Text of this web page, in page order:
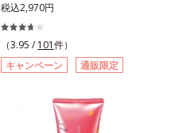
齢肌(*1)のための最高峰(*2)BBクリ
ームです。肌のアラを光でふわりと
とばし、くすみや凹凸も軽やかにカ
バー。さらに厚みのあるテクスチャ
ーが均一にのび広がり、しっかりカ
す。年齢肌による黄ぐすみや血色の
悪さに対応した色設計で、白浮きせ
税込2,970円
（3.95 / 101件）
キャンペーン
通販限定